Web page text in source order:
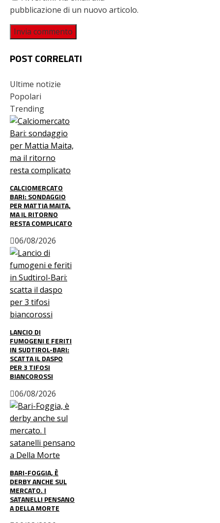
pubblicazione di un nuovo articolo.
POST CORRELATI
Ultime notizie
Popolari
Trending
CALCIOMERCATO
BARI: SONDAGGIO
PER MATTIA MAITA,
MA IL RITORNO
RESTA COMPLICATO
06/08/2026
LANCIO DI
FUMOGENI E FERITI
IN SUDTIROL-BARI:
SCATTA IL DASPO
PER 3 TIFOSI
BIANCOROSSI
06/08/2026
BARI-FOGGIA, È
DERBY ANCHE SUL
MERCATO. I
SATANELLI PENSANO
A DELLA MORTE